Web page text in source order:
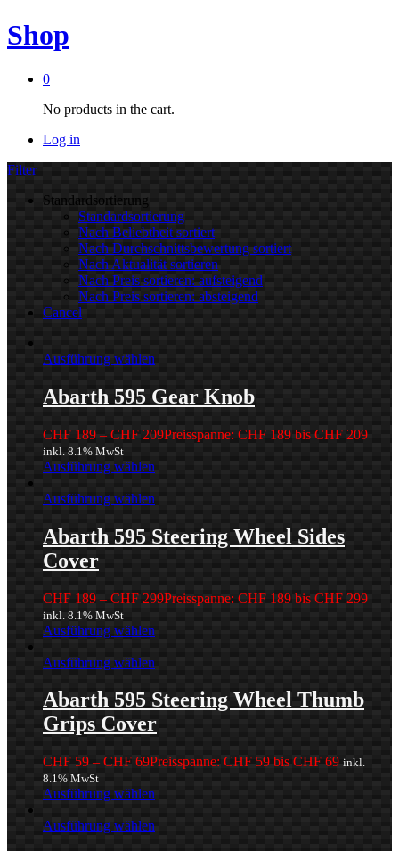
Shop
0
No products in the cart.
Log in
Filter
Standardsortierung
Standardsortierung
Nach Beliebtheit sortiert
Nach Durchschnittsbewertung sortiert
Nach Aktualität sortieren
Nach Preis sortieren: aufsteigend
Nach Preis sortieren: absteigend
Cancel
Ausführung wählen
Abarth 595 Gear Knob
CHF 189 – CHF 209Preisspanne: CHF 189 bis CHF 209
inkl. 8.1% MwSt
Ausführung wählen
Ausführung wählen
Abarth 595 Steering Wheel Sides
Cover
CHF 189 – CHF 299Preisspanne: CHF 189 bis CHF 299
inkl. 8.1% MwSt
Ausführung wählen
Ausführung wählen
Abarth 595 Steering Wheel Thumb
Grips Cover
CHF 59 – CHF 69Preisspanne: CHF 59 bis CHF 69 inkl.
8.1% MwSt
Ausführung wählen
Ausführung wählen